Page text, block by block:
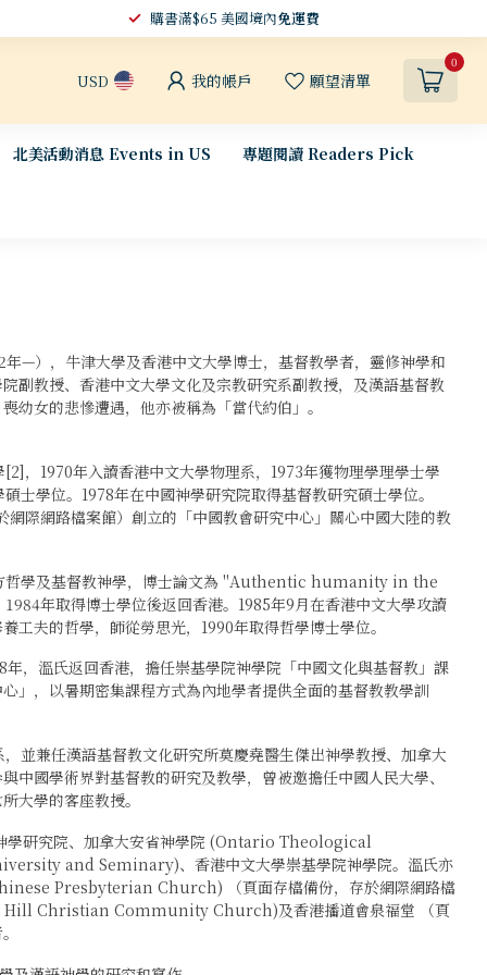
購書滿$65 美國境內免運費
USD 我的帳戶 願望清單
0
北美活動消息 Events in US 專題閱讀 Readers Pick
），牛津大學及香港中文大學博士，基督教學者，靈修神學和
副教授、香港中文大學文化及宗教研究系副教授，及漢語基督教
幼女的悲慘遭遇，他亦被稱為「當代約伯」。
，1970年入讀香港中文大學物理系，1973年獲物理學理學士學
士學位。1978年在中國神學研究院取得基督教研究碩士學位。
際網路檔案館）創立的「中國教會研究中心」關心中國大陸的教
哲學及基督教神學，博士論文為 "Authentic humanity in the
年取得博士學位後返回香港。1985年9月在香港中文大學攻讀
工夫的哲學，師從勞思光，1990年取得哲學博士學位。
，溫氏返回香港，擔任崇基學院神學院「中國文化與基督教」課
」，以暑期密集課程方式為內地學者提供全面的基督教教學訓
並兼任漢語基督教文化研究所莫慶堯醫生傑出神學教授、加拿大
中國學術界對基督教的研究及教學，曾被邀擔任中國人民大學、
大學的客座教授。
學研究院、加拿大安省神學院 (Ontario Theological
and Seminary)、香港中文大學崇基學院神學院。溫氏亦
Presbyterian Church) （頁面存檔備份，存於網際網路檔
Hill Christian Community Church)及香港播道會泉福堂 （頁